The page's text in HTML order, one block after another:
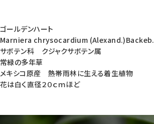
ゴールデンハート
Marniera chrysocardium (Alexand.)Backeb.
サボテン科 クジャクサボテン属
常緑の多年草
メキシコ原産 熱帯雨林に生える着生植物
花は白く直径２０ｃｍほど